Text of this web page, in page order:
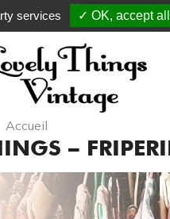
Accueil
–
services ✓ OK, accept all